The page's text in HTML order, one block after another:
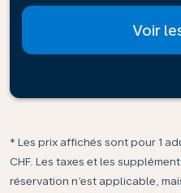
Voir
* Les prix affichés sont pour 1
CHF. Les taxes et les
réservation n’est applicable,